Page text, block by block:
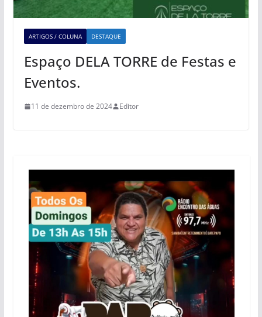
ARTIGOS / COLUNA DESTAQUE
Espaço DELA TORRE de Festas e
Eventos.
11 de dezembro de 2024 Editor